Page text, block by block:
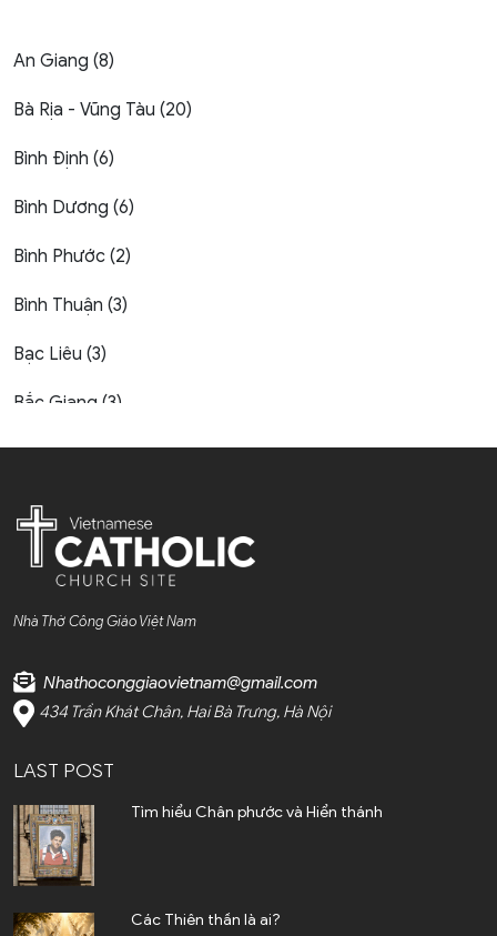
An Giang (8)
Bà Rịa - Vũng Tàu (20)
Bình Định (6)
Bình Dương (6)
Bình Phước (2)
Bình Thuận (3)
Bạc Liêu (3)
Bắc Giang (3)
Bắc Kạn (1)
Bắc Ninh (4)
Bến Tre (4)
Cần Thơ (2)
Đắk Lắk (4)
Đắk Nông (2)
Nhà Thờ Công Giáo Việt Nam
Nhathoconggiaovietnam@gmail.com
434 Trần Khát Chân, Hai Bà Trưng, Hà Nội
LAST POST
Tìm hiểu Chân phước và Hiển thánh
Các Thiên thần là ai?